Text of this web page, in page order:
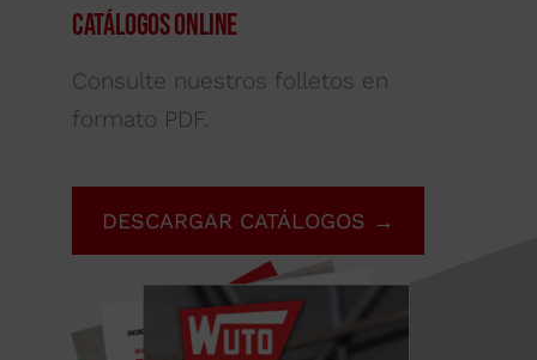
Catálogos Online
Consulte nuestros folletos en
formato PDF.
DESCARGAR CATÁLOGOS →